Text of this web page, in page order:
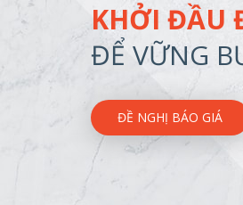
KHỞI ĐẦU
ĐỂ VỮNG
ĐỀ NGHỊ BÁO GIÁ